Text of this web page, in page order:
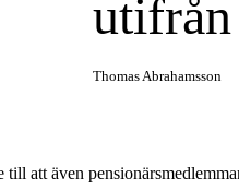
utifrån
Thomas Abrahamsson
till att även